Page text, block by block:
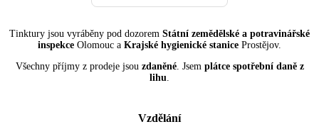
Tinktury jsou vyráběny pod dozorem Státní zemědělské a potravinářské
inspekce Olomouc a Krajské hygienické stanice Prostějov.
Všechny příjmy z prodeje jsou zdaněné. Jsem plátce spotřební daně z
lihu.
Vzdělání